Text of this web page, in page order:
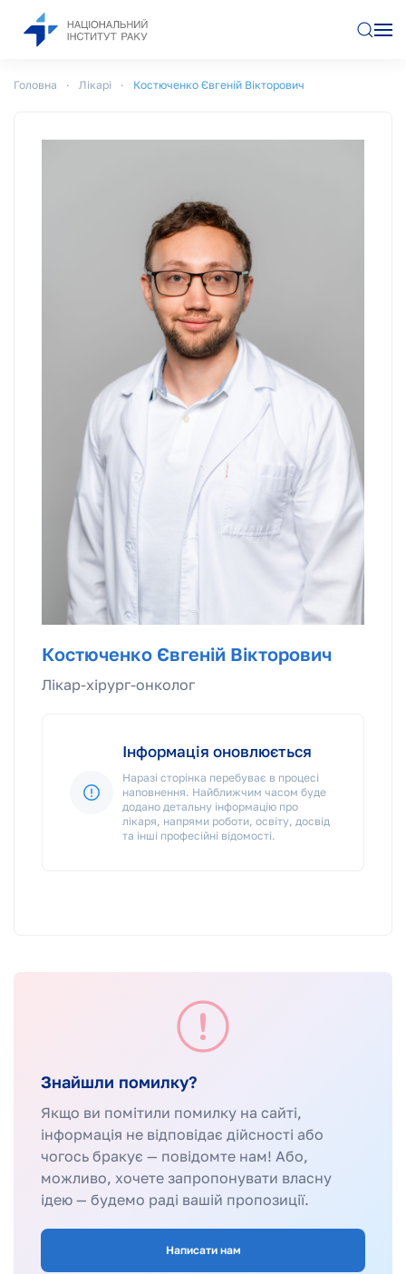
Головна Лікарі Костюченко Євгеній Вікторович
Костюченко Євгеній Вікторович
Лікар-хірург-онколог
Інформація оновлюється
Наразі сторінка перебуває в процесі
наповнення. Найближчим часом буде
додано детальну інформацію про
лікаря, напрями роботи, освіту, досвід
та інші професійні відомості.
Знайшли помилку?
Якщо ви помітили помилку на сайті,
інформація не відповідає дійсності або
чогось бракує — повідомте нам! Або,
можливо, хочете запропонувати власну
ідею — будемо раді вашій пропозиції.
Написати нам